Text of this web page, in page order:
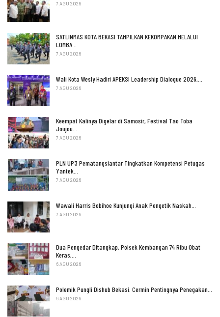
7 AGU 2026
SATLINMAS KOTA BEKASI TAMPILKAN KEKOMPAKAN MELALUI
LOMBA…
7 AGU 2026
Wali Kota Wesly Hadiri APEKSI Leadership Dialogue 2026,…
7 AGU 2026
Keempat Kalinya Digelar di Samosir, Festival Tao Toba
Joujou…
7 AGU 2026
PLN UP3 Pematangsiantar Tingkatkan Kompetensi Petugas
Yantek…
7 AGU 2026
Wawali Harris Bobihoe Kunjungi Anak Pengetik Naskah…
7 AGU 2026
Dua Pengedar Ditangkap, Polsek Kembangan 74 Ribu Obat
Keras,…
6 AGU 2026
Polemik Pungli Dishub Bekasi. Cermin Pentingnya Penegakan…
6 AGU 2026